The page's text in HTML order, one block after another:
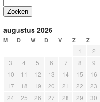
Zoeken
augustus 2026
M D W D V Z Z
1
2
3
4 5 6 7 8
9
10
11 12 13 14 15
16
17
18 19 20 21 22
23
24
25 26 27 28 29
30